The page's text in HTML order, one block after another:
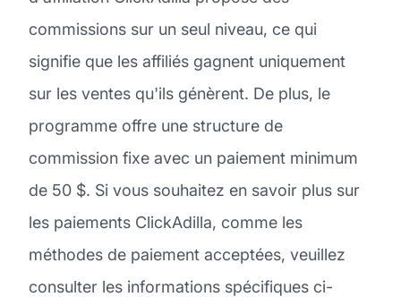
commissions sur un seul niveau, ce qui
signifie que les affiliés gagnent uniquement
sur les ventes qu'ils génèrent. De plus, le
programme offre une structure de
commission fixe avec un paiement minimum
de 50 $. Si vous souhaitez en savoir plus sur
les paiements ClickAdilla, comme les
méthodes de paiement acceptées, veuillez
consulter les informations spécifiques ci-